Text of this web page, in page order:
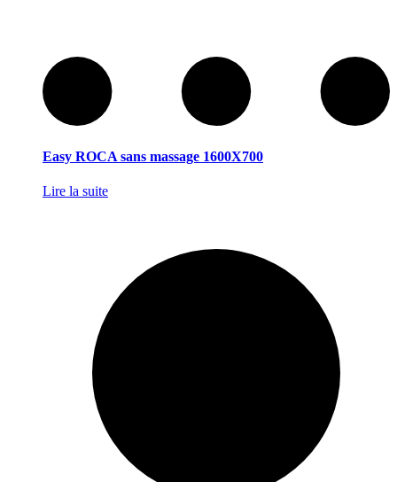
Easy ROCA sans massage 1600X700
Lire la suite